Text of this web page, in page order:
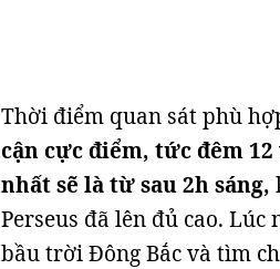
Thời điểm quan sát phù
cận cực điểm, tức đêm 12
nhất sẽ là từ sau 2h sáng,
Perseus đã lên đủ cao.
bầu trời Đông Bắc và tìm